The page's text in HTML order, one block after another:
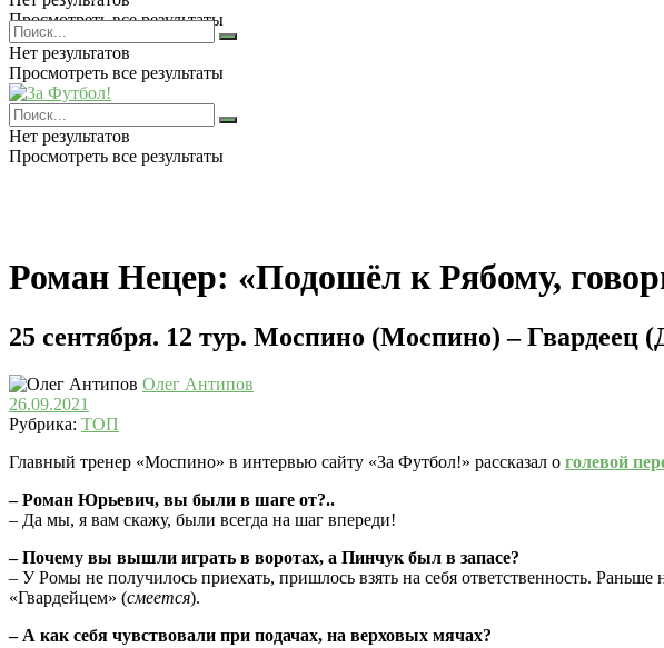
Просмотреть все результаты
Нет результатов
Просмотреть все результаты
Нет результатов
Просмотреть все результаты
Роман Нецер: «Подошёл к Рябому,
25 сентября. 12 тур. Моспино (Моспино) – Гвардеец
Олег Антипов
26.09.2021
Рубрика: ТОП
Главный тренер «Моспино» в интервью сайту «За Футбол!» рассказал о голевой
– Роман Юрьевич, вы были в шаге от?..
– Да мы, я вам скажу, были всегда на шаг впереди!
– Почему вы вышли играть в воротах, а Пинчук был в запасе?
– У Ромы не получилось приехать, пришлось взять на себя ответственность.
«Гвардейцем» (смеется).
– А как себя чувствовали при подачах, на верховых мячах?